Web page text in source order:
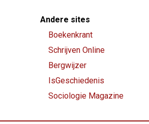
Andere sites
Boekenkrant
Schrijven Online
Bergwijzer
IsGeschiedenis
Sociologie Magazine